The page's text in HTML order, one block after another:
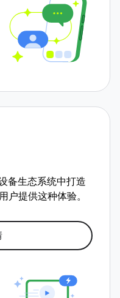
备生态系统中打造
户提供这种体验。